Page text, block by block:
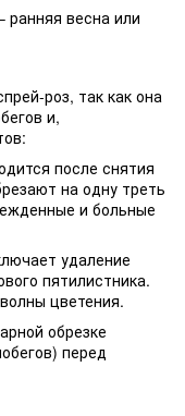
весна или
роз, так как она
и,
после снятия
на одну треть
и больные
удаление
пятилистника.
цветения.
обрезке
перед